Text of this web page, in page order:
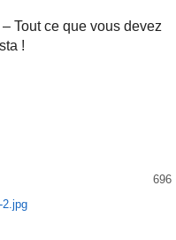
Tout ce que vous devez
!
696